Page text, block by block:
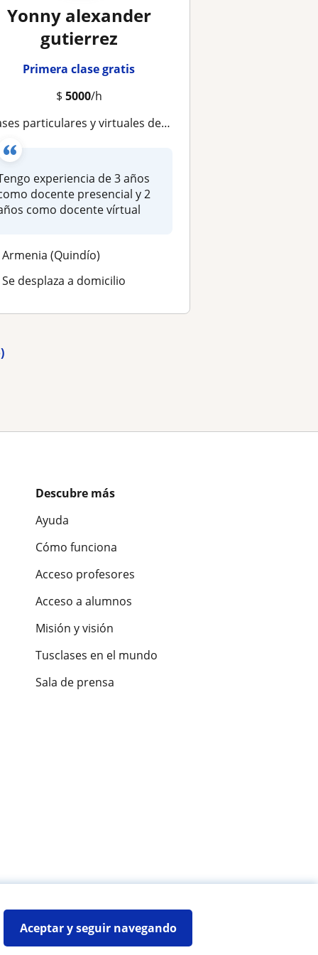
Aceptar y seguir navegando
Yonny alexander
gutierrez
Primera clase gratis
$ 5000/h
particulares y virtuales de química básica y orgánica
experiencia de 3 años
docente presencial y 2
como docente vírtual
Armenia (Quindío)
Se desplaza a domicilio
Descubre más
Ayuda
Cómo funciona
Acceso profesores
Acceso a alumnos
Misión y visión
Tusclases en el mundo
Sala de prensa
Mapa web:Profesores particulares